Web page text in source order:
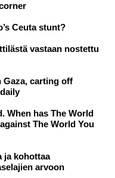
Ceuta stunt?
vastaan nostettu
Gaza, carting off
When has The World
The World You
ja kohottaa
arvoon